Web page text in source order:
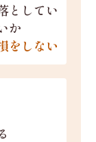
としてい
か
をしない